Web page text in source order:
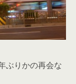
ぶりかの再会な